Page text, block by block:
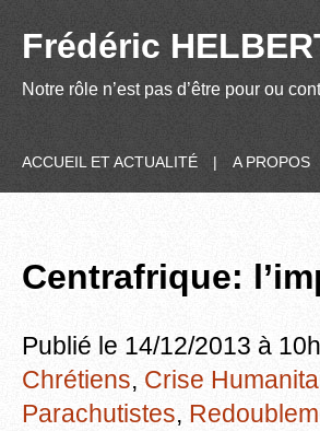
Frédéric
Notre rôle n’est pas d’être pour ou
ACCUEIL ET ACTUALITÉ | A PROPOS
Centrafrique:
Publié le 14/12/2013 à
Chrétiens, Crise
Parachutistes,